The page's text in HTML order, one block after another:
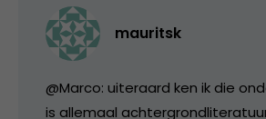
mauritsk
@Marco: uiteraard ken ik die
is allemaal